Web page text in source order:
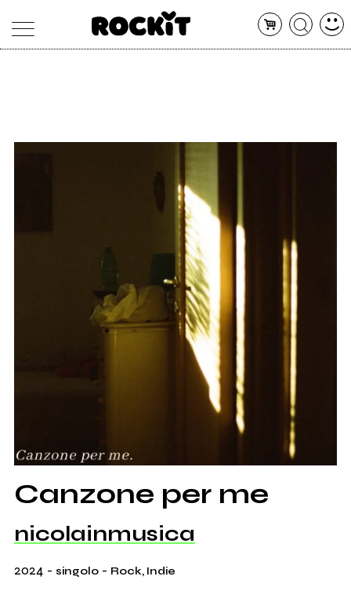
ARTISTI
CONCERTI
Canzone per me
nicolainmusica
2024 - singolo- Rock, Indie